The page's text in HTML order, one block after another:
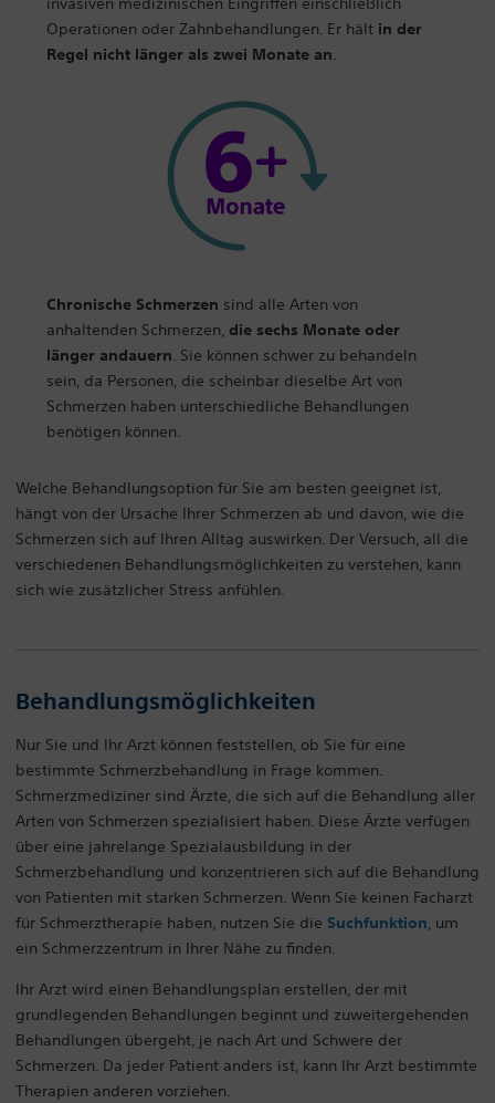
Operationen oder Zahnbehandlungen. Er hält in der
Regel nicht länger als zwei Monate an.
Chronische Schmerzen sind alle Arten von
anhaltenden Schmerzen, die sechs Monate oder
länger andauern. Sie können schwer zu behandeln
sein, da Personen, die scheinbar dieselbe Art von
Schmerzen haben unterschiedliche Behandlungen
benötigen können.
Welche Behandlungsoption für Sie am besten geeignet ist,
hängt von der Ursache Ihrer Schmerzen ab und davon, wie die
Schmerzen sich auf Ihren Alltag auswirken. Der Versuch, all die
verschiedenen Behandlungsmöglichkeiten zu verstehen, kann
sich wie zusätzlicher Stress anfühlen.
Behandlungsmöglichkeiten
Nur Sie und Ihr Arzt können feststellen, ob Sie für eine
bestimmte Schmerzbehandlung in Frage kommen.
Schmerzmediziner sind Ärzte, die sich auf die Behandlung aller
Arten von Schmerzen spezialisiert haben. Diese Ärzte verfügen
über eine jahrelange Spezialausbildung in der
Schmerzbehandlung und konzentrieren sich auf die Behandlung
von Patienten mit starken Schmerzen. Wenn Sie keinen Facharzt
für Schmerztherapie haben, nutzen Sie die Suchfunktion, um
ein Schmerzzentrum in Ihrer Nähe zu finden.
Ihr Arzt wird einen Behandlungsplan erstellen, der mit
grundlegenden Behandlungen beginnt und zuweitergehenden
Behandlungen übergeht, je nach Art und Schwere der
Schmerzen. Da jeder Patient anders ist, kann Ihr Arzt bestimmte
Therapien anderen vorziehen.